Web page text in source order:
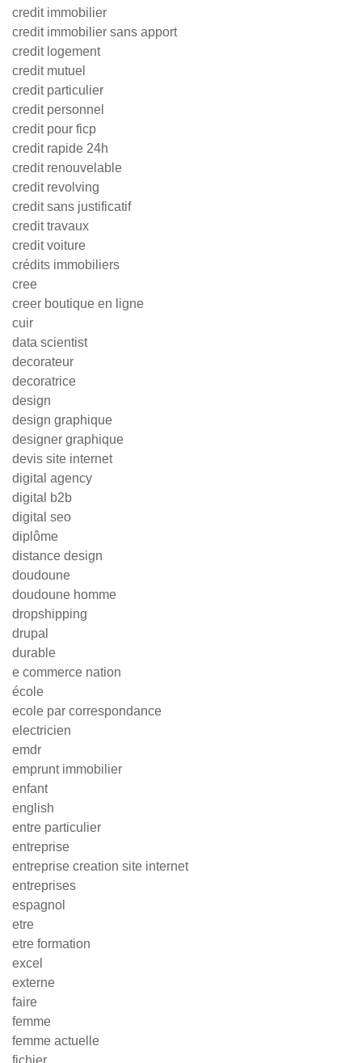
credit immobilier
credit immobilier sans apport
credit logement
credit mutuel
credit particulier
credit personnel
credit pour ficp
credit rapide 24h
credit renouvelable
credit revolving
credit sans justificatif
credit travaux
credit voiture
crédits immobiliers
cree
creer boutique en ligne
cuir
data scientist
decorateur
decoratrice
design
design graphique
designer graphique
devis site internet
digital agency
digital b2b
digital seo
diplôme
distance design
doudoune
doudoune homme
dropshipping
drupal
durable
e commerce nation
école
ecole par correspondance
electricien
emdr
emprunt immobilier
enfant
english
entre particulier
entreprise
entreprise creation site internet
entreprises
espagnol
etre
etre formation
excel
externe
faire
femme
femme actuelle
fichier